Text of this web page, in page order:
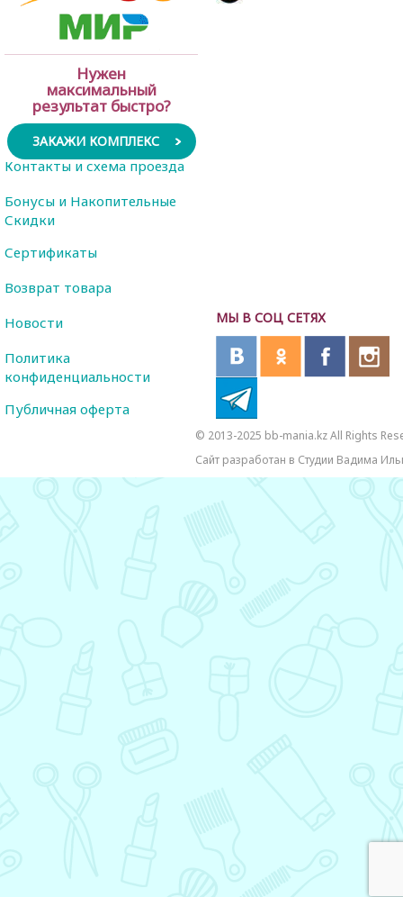
Нужен
максимальный
результат быстро?
ЗАКАЖИ КОМПЛЕКС
МЫ В СОЦ СЕТЯХ
Контакты и схема проезда
Бонусы и Накопительные
Скидки
Сертификаты
Возврат товара
Новости
Политика
конфиденциальности
Публичная оферта
© 2013-2025 bb-mania.kz All Rights
Сайт разработан в Студии Вадима